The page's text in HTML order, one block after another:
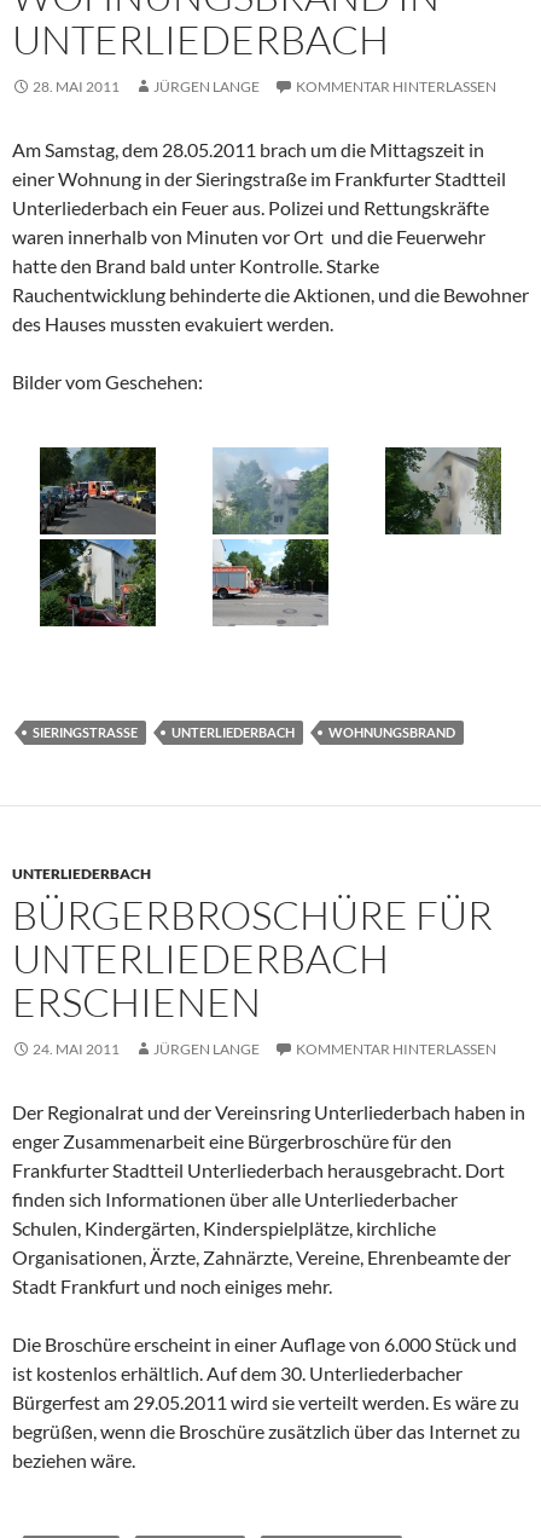
UNTERLIEDERBACH
28. MAI 2011 JÜRGEN LANGE KOMMENTAR HINTERLASSEN
Am Samstag, dem 28.05.2011 brach um die Mittagszeit in
einer Wohnung in der Sieringstraße im Frankfurter Stadtteil
Unterliederbach ein Feuer aus. Polizei und Rettungskräfte
waren innerhalb von Minuten vor Ort und die Feuerwehr
hatte den Brand bald unter Kontrolle. Starke
Rauchentwicklung behinderte die Aktionen, und die Bewohner
des Hauses mussten evakuiert werden.
Bilder vom Geschehen:
SIERINGSTRASSE UNTERLIEDERBACH WOHNUNGSBRAND
UNTERLIEDERBACH
BÜRGERBROSCHÜRE FÜR
UNTERLIEDERBACH
ERSCHIENEN
24. MAI 2011 JÜRGEN LANGE KOMMENTAR HINTERLASSEN
Der Regionalrat und der Vereinsring Unterliederbach haben in
enger Zusammenarbeit eine Bürgerbroschüre für den
Frankfurter Stadtteil Unterliederbach herausgebracht. Dort
finden sich Informationen über alle Unterliederbacher
Schulen, Kindergärten, Kinderspielplätze, kirchliche
Organisationen, Ärzte, Zahnärzte, Vereine, Ehrenbeamte der
Stadt Frankfurt und noch einiges mehr.
Die Broschüre erscheint in einer Auflage von 6.000 Stück und
ist kostenlos erhältlich. Auf dem 30. Unterliederbacher
Bürgerfest am 29.05.2011 wird sie verteilt werden. Es wäre zu
begrüßen, wenn die Broschüre zusätzlich über das Internet zu
beziehen wäre.